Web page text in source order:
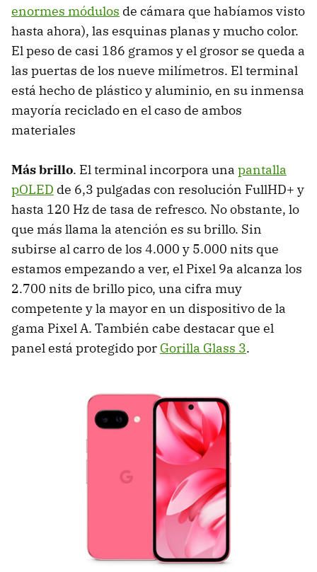
enormes módulos de cámara que habíamos visto
hasta ahora), las esquinas planas y mucho color.
El peso de casi 186 gramos y el grosor se queda a
las puertas de los nueve milímetros. El terminal
está hecho de plástico y aluminio, en su inmensa
mayoría reciclado en el caso de ambos
materiales
Más brillo. El terminal incorpora una pantalla
pOLED de 6,3 pulgadas con resolución FullHD+ y
hasta 120 Hz de tasa de refresco. No obstante, lo
que más llama la atención es su brillo. Sin
subirse al carro de los 4.000 y 5.000 nits que
estamos empezando a ver, el Pixel 9a alcanza los
2.700 nits de brillo pico, una cifra muy
competente y la mayor en un dispositivo de la
gama Pixel A. También cabe destacar que el
panel está protegido por Gorilla Glass 3.